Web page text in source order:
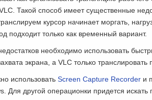
Такой способ имеет существенные
курсор начинает моргать,
подходит только как временный вариант.
необходимо использовать
экрана, а VLC только транслировать
использовать Screen Capture Recorder и
Для другой операционки придется искать